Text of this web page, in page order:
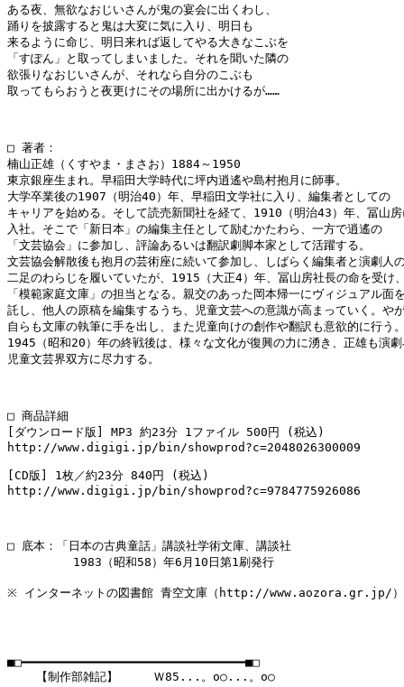
ある夜、無欲なおじいさんが鬼の宴会に出くわし、
踊りを披露すると鬼は大変に気に入り、明日も
来るように命じ、明日来れば返してやる大きなこぶを
「すぽん」と取ってしまいました。それを聞いた隣の
欲張りなおじいさんが、それなら自分のこぶも
取ってもらおうと夜更けにその場所に出かけるが……
□ 著者：
楠山正雄（くすやま・まさお）1884～1950
東京銀座生まれ。早稲田大学時代に坪内逍遙や島村抱月に師事。
大学卒業後の1907（明治40）年、早稲田文学社に入り、編集者としての
キャリアを始める。そして読売新聞社を経て、1910（明治43）年、冨山
入社。そこで「新日本」の編集主任として励むかたわら、一方で逍遙の
「文芸協会」に参加し、評論あるいは翻訳劇脚本家として活躍する。
文芸協会解散後も抱月の芸術座に続いて参加し、しばらく編集者と演劇人
二足のわらじを履いていたが、1915（大正4）年、冨山房社長の命を受け
「模範家庭文庫」の担当となる。親交のあった岡本帰一にヴィジュアル面
託し、他人の原稿を編集するうち、児童文芸への意識が高まっていく。や
自らも文庫の執筆に手を出し、また児童向けの創作や翻訳も意欲的に行う
1945（昭和20）年の終戦後は、様々な文化が復興の力に湧き、正雄も演
児童文芸界双方に尽力する。
□ 商品詳細
[ダウンロード版] MP3 約23分 1ファイル 500円 (税込)
http://www.digigi.jp/bin/showprod?c=2048026300009
[CD版] 1枚／約23分 840円 (税込)
http://www.digigi.jp/bin/showprod?c=9784775926086
□ 底本：「日本の古典童話」講談社学術文庫、講談社
1983（昭和58）年6月10日第1刷発行
※ インターネットの図書館 青空文庫（http://www.aozora.gr.jp/）
■□━━━━━━━━━━━━━━━━━━━━━━━━━━━━━━━■□
    【制作部雑記】　　　Ｗ85...。o○...。o○